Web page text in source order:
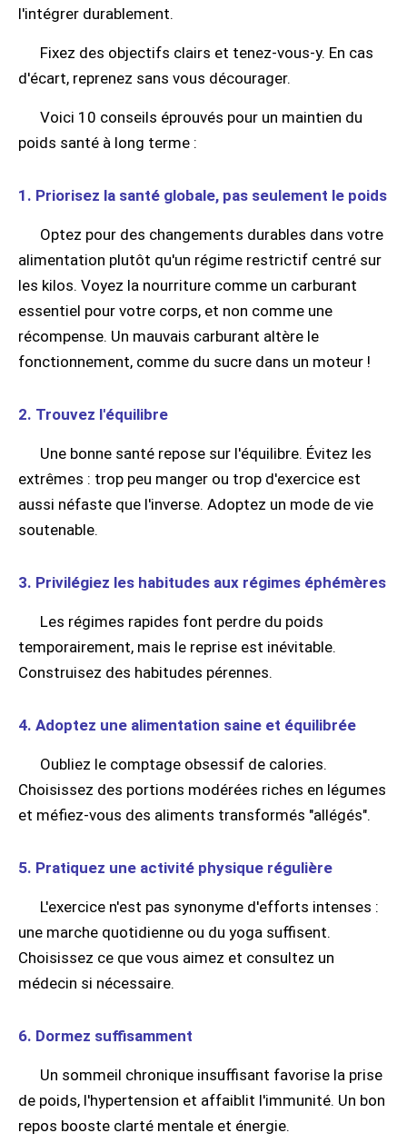
l'intégrer durablement.
Fixez des objectifs clairs et tenez-vous-y. En cas
d'écart, reprenez sans vous décourager.
Voici 10 conseils éprouvés pour un maintien du
poids santé à long terme :
1. Priorisez la santé globale, pas seulement le poids
Optez pour des changements durables dans votre
alimentation plutôt qu'un régime restrictif centré sur
les kilos. Voyez la nourriture comme un carburant
essentiel pour votre corps, et non comme une
récompense. Un mauvais carburant altère le
fonctionnement, comme du sucre dans un moteur !
2. Trouvez l'équilibre
Une bonne santé repose sur l'équilibre. Évitez les
extrêmes : trop peu manger ou trop d'exercice est
aussi néfaste que l'inverse. Adoptez un mode de vie
soutenable.
3. Privilégiez les habitudes aux régimes éphémères
Les régimes rapides font perdre du poids
temporairement, mais le reprise est inévitable.
Construisez des habitudes pérennes.
4. Adoptez une alimentation saine et équilibrée
Oubliez le comptage obsessif de calories.
Choisissez des portions modérées riches en légumes
et méfiez-vous des aliments transformés "allégés".
5. Pratiquez une activité physique régulière
L'exercice n'est pas synonyme d'efforts intenses :
une marche quotidienne ou du yoga suffisent.
Choisissez ce que vous aimez et consultez un
médecin si nécessaire.
6. Dormez suffisamment
Un sommeil chronique insuffisant favorise la prise
de poids, l'hypertension et affaiblit l'immunité. Un bon
repos booste clarté mentale et énergie.